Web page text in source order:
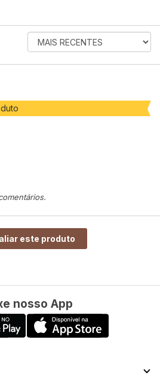
ORDENAR
AVALIAÇÕES
este produto
nosso App